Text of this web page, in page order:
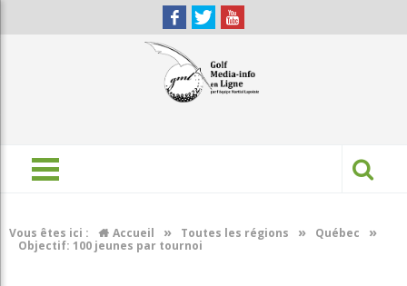
Vous êtes ici : Accueil » Toutes les régions » Québec »
Objectif: 100 jeunes par tournoi